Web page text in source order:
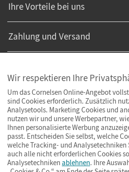
Ihre Vorteile bei uns
Zahlung und Versand
Wir respektieren Ihre
Um das Cornelsen Online-Angebot
sind Cookies erforderlich. Zusätzlich
Analysetools. Marketing Cookies und
nutzen wir und unsere Werbepartner,
Ihnen personalisierte Werbung
passt. Entscheiden Sie selbst, welche
welche Tracking- und Analysetechniken
auch alle nicht erforderlichen Cookies
Analysetechniken ablehnen. Ihre